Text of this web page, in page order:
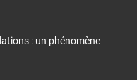
: un phénomène